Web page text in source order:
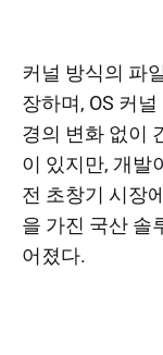
커널 방식의 파
장하며, OS 커
경의 변화 없이
이 있지만, 개발
전 초창기 시장
을 가진 국산 솔
어졌다.